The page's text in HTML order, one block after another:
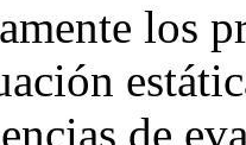
los
de